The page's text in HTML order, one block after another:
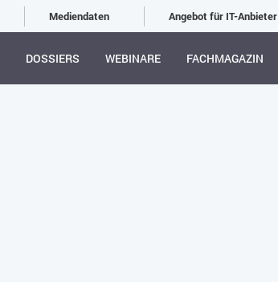
Mediendaten Angebot für IT-Anbieter
DOSSIERS WEBINARE FACHMAGAZIN